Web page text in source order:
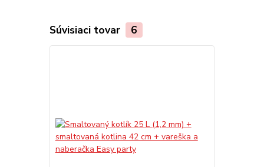
Súvisiaci tovar 6